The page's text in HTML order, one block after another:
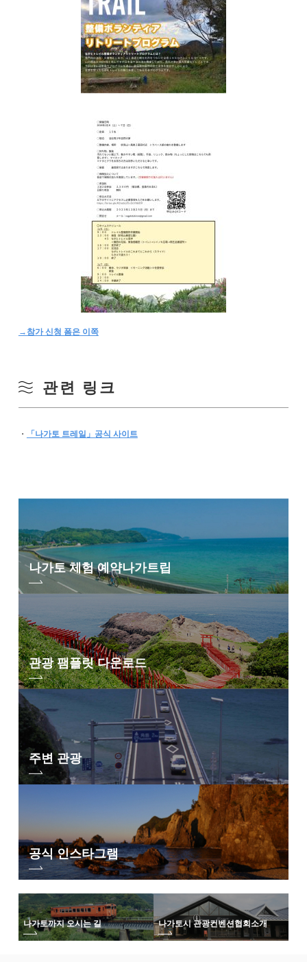
→참가 신청 폼은 이쪽
관련 링크
・ 「나가토 트레일」공식 사이트
나가토 체험 예약나가트립
관광 팸플릿 다운로드
주변 관광
공식 인스타그램
나가토까지 오시는 길 나가토시 관광컨벤션협회소개